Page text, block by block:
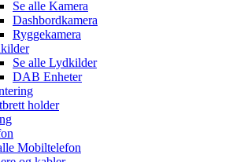
Se alle Kamera
Dashbordkamera
Ryggekamera
Se alle Lydkilder
DAB Enheter
holder
Mobiltelefon